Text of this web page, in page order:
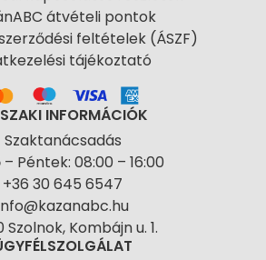
átvételi pontok
feltételek (ÁSZF)
tájékoztató
INFORMÁCIÓK
Szaktanácsadás
Péntek: 08:00 – 16:00
+36 30 645 6547
Szolnok, Kombájn u. 1.